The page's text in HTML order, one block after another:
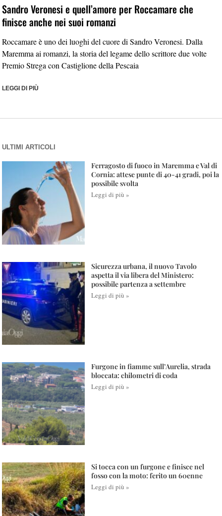
Sandro Veronesi e quell’amore per Roccamare che
finisce anche nei suoi romanzi
Roccamare è uno dei luoghi del cuore di Sandro Veronesi. Dalla
Maremma ai romanzi, la storia del legame dello scrittore due volte
Premio Strega con Castiglione della Pescaia
LEGGI DI PIÙ
ULTIMI ARTICOLI
Ferragosto di fuoco in Maremma e Val di
Cornia: attese punte di 40-41 gradi, poi la
possibile svolta
Leggi di più »
Sicurezza urbana, il nuovo Tavolo
aspetta il via libera del Ministero:
possibile partenza a settembre
Leggi di più »
Furgone in fiamme sull’Aurelia, strada
bloccata: chilometri di coda
Leggi di più »
Si tocca con un furgone e finisce nel
fosso con la moto: ferito un 60enne
Leggi di più »